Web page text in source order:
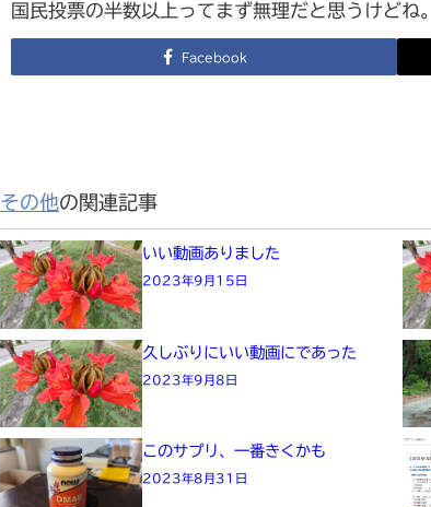
国民投票の半数以上ってまず無理だと思うけどね。
Facebook
その他の関連記事
いい動画ありました
2023年9月15日
久しぶりにいい動画にであった
2023年9月8日
このサプリ、一番きくかも
2023年8月31日